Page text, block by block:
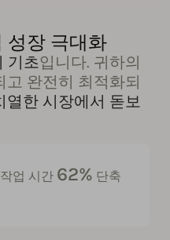
성장 극대화
기초입니다. 귀하의
완전히 최적화되
열한 시장에서 돋보
업 시간 62% 단축